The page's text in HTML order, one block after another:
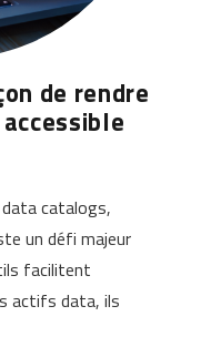
de rendre
catalogs,
un défi majeur
facilitent
actifs data, ils